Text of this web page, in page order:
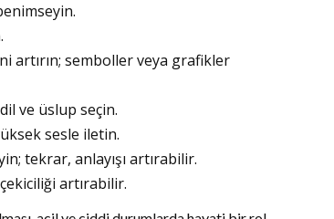
artırın; semboller veya grafikler
ve üslup seçin.
sesle iletin.
tekrar, anlayışı artırabilir.
artırabilir.